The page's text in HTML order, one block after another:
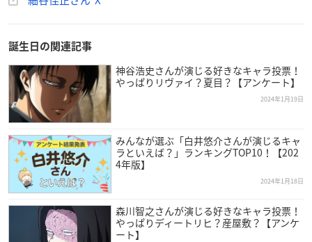
誕生日の関連記事
神谷浩史さんが演じる好きなキャラ投票！
やっぱりリヴァイ？夏目？【アンケート】
2024年1月19日
みんなが選ぶ「白井悠介さんが演じるキャ
ラといえば？」ランキングTOP10！【202
4年版】
2024年1月18日
森川智之さんが演じる好きなキャラ投票！
やっぱりディートリヒ？産屋敷？【アンケ
ート】